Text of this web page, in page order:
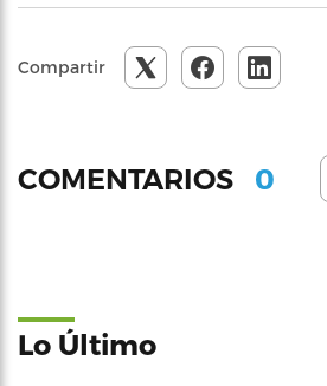
Compartir
COMENTARIOS 0
Lo Último